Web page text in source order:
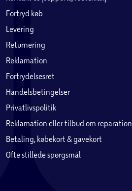
Fortryd køb
Levering
Returnering
Reklamation
Fortrydelsesret
Handelsbetingelser
Privatlivspolitik
Reklamation eller tilbud om reparation
Betaling, købekort & gavekort
Ofte stillede spørgsmål